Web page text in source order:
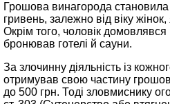
Грошова винагорода становила
гривень, залежно від віку
Окрім того, чоловік домовлявся
бронював готелі й сауни.
За злочинну діяльність із
отримував свою частину
до 500 грн. Тоді зловмиснику